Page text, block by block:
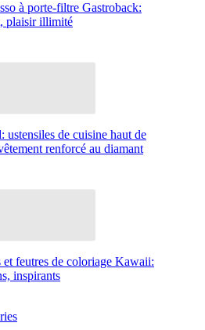
à porte-filtre Gastroback:
plaisir illimité
ustensiles de cuisine haut de
renforcé au diamant
et feutres de coloriage Kawaii:
inspirants